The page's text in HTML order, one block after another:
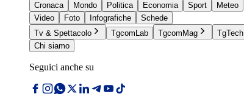
Cronaca
Mondo Politica Economia Sport
Meteo
Video
Foto Infografiche
Schede
Tv & Spettacolo
TgcomLab TgcomMag TgTech
Chi siamo
Seguici anche su